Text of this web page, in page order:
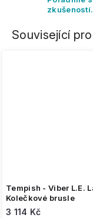
zkušeností.
Související
Tempish - Viber L.E.
Kolečkové brusle
3 114 Kč